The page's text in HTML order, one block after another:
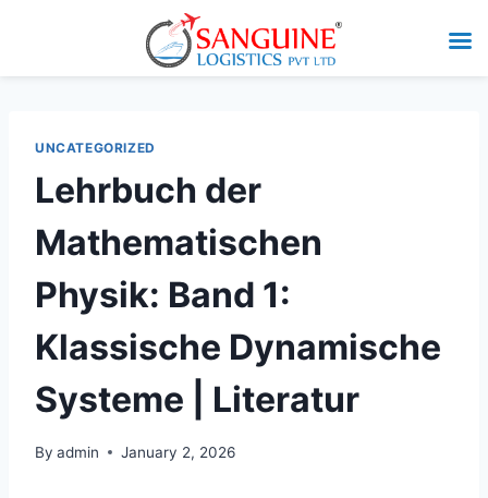
UNCATEGORIZED
Lehrbuch der
Mathematischen
Physik: Band 1:
Klassische Dynamische
Systeme | Literatur
By admin January 2, 2026